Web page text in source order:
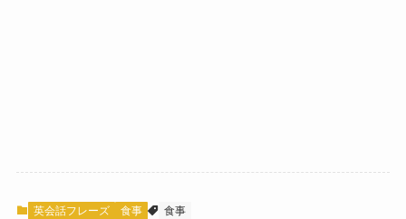
英会話フレーズ 食事 食事